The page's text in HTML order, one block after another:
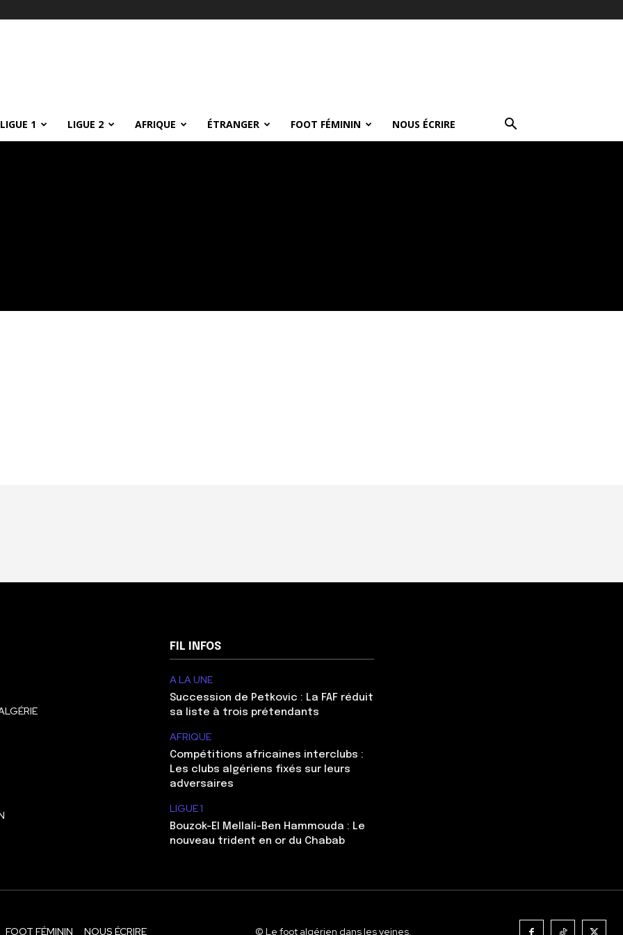
LIGUE 1 LIGUE 2 AFRIQUE ÉTRANGER FOOT FÉMININ NOUS ÉCRIRE
FIL INFOS
A LA UNE
Succession de Petkovic : La FAF réduit
sa liste à trois prétendants
AFRIQUE
Compétitions africaines interclubs :
Les clubs algériens fixés sur leurs
adversaires
LIGUE 1
Bouzok-El Mellali-Ben Hammouda : Le
nouveau trident en or du Chabab
FOOT FÉMININ NOUS ÉCRIRE © Le foot algérien dans les veines.